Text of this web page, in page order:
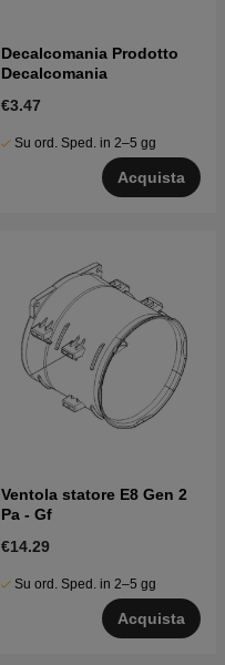
Decalcomania Prodotto
Decalcomania
€3.47
Su ord. Sped. in 2–5 gg
Acquista
Ventola statore E8 Gen 2
Pa - Gf
€14.29
Su ord. Sped. in 2–5 gg
Acquista